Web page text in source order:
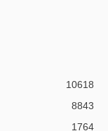
10618
8843
1764